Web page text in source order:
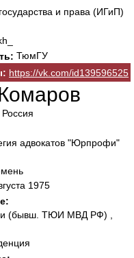
и права (ИГиП)
ТюмГУ
https://vk.com/id139596525
Россия
адвокатов "Юрпрофи"
1975
(бывш. ТЮИ МВД РФ) ,